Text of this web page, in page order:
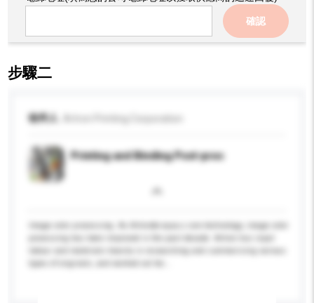
確認
步驟二
收件人
Printing and Binding Post-proc
Image color processing. As Artron&rsquo;s core technology, image color